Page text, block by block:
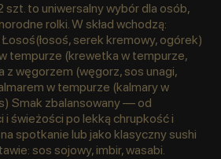
szt. to uniwersalny wybór dla osób,
rolki. W skład wchodzą:
serek kremowy, ogórek)
tempurze (krewetka w tempurze,
z węgorzem (węgorz, sos unagi,
w tempurze (kalmary w
Smak zbalansowany — od
świeżości po lekką chrupkość i
spotkanie lub jako klasyczny sushi
sos sojowy, imbir, wasabi.